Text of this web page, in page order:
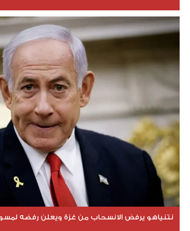
نتنياهو يرفض الانسحاب من غزة ويعلن رفضه